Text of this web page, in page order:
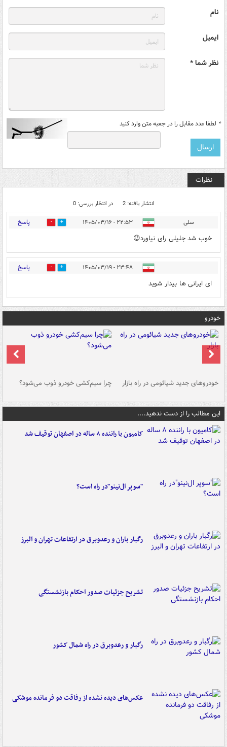
نام
ایمیل
نظر شما *
* لطفا عدد مقابل را در جعبه متن وارد کنید
نظرات
انتشار یافته: 2 در انتظار بررسی: 0
سلی ۲۲:۵۳ - ۱۴۰۵/۰۳/۱۶ 0 پاسخ
خوب شد جلیلی رای نیاورد😉
۲۳:۴۸ - ۱۴۰۵/۰۳/۱۹ 0 پاسخ
ای ایرانی ها بیدار شوید
خودرو
خودروهای جدید شیائومی در راه بازار چرا سیم‌کشی خودرو ذوب می‌شود؟
این مطالب را از دست ندهید....
کامیون با راننده ۸ ساله در اصفهان توقیف شد
"سوپر ال‌نینو"در راه است؟
رگبار باران و رعدوبرق در ارتفاعات تهران و البرز
تشریح جزئیات صدور احکام بازنشستگی
رگبار و رعدوبرق در راه شمال کشور
عکس‌های دیده نشده از رفاقت دو فرمانده‌ موشکی